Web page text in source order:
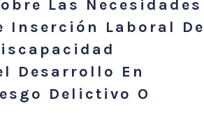
Las Necesidades
Inserción Laboral De
Desarrollo En
Delictivo O